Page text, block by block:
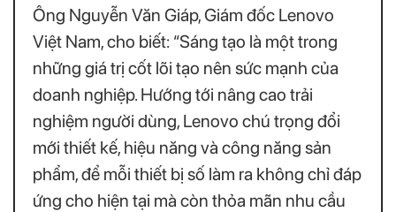
Ông Nguyễn Văn Giáp, Giám đốc Lenovo
Việt Nam, cho biết: “Sáng tạo là một trong
những giá trị cốt lõi tạo nên sức mạnh của
doanh nghiệp. Hướng tới nâng cao trải
nghiệm người dùng, Lenovo chú trọng đổi
mới thiết kế, hiệu năng và công năng sản
phẩm, để mỗi thiết bị số làm ra không chỉ đáp
ứng cho hiện tại mà còn thỏa mãn nhu cầu